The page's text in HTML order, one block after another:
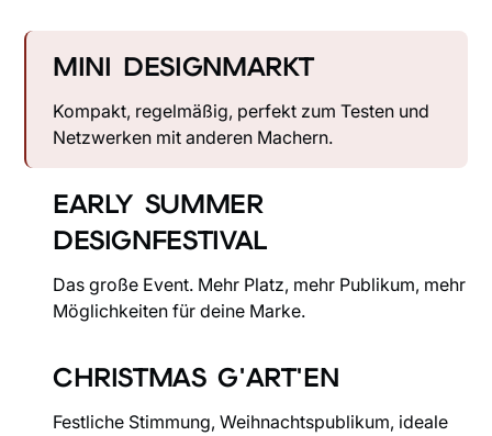
MINI DESIGNMARKT
Kompakt, regelmäßig, perfekt zum Testen und
Netzwerken mit anderen Machern.
EARLY SUMMER
DESIGNFESTIVAL
Das große Event. Mehr Platz, mehr Publikum, mehr
Möglichkeiten für deine Marke.
CHRISTMAS G'ART'EN
Festliche Stimmung, Weihnachtspublikum, ideale